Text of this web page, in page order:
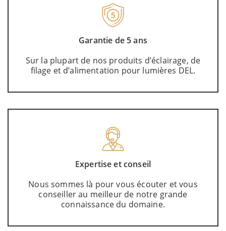
Garantie de 5 ans
Sur la plupart de nos produits d’éclairage, de
filage et d’alimentation pour lumières DEL.
Expertise et conseil
Nous sommes là pour vous écouter et vous
conseiller au meilleur de notre grande
connaissance du domaine.